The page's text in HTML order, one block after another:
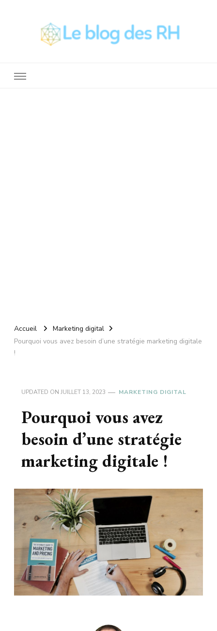
Accueil
Marketing digital
Pourquoi vous avez besoin d’une stratégie marketing digitale
!
UPDATED ON JUILLET 13, 2023 MARKETING DIGITAL
Pourquoi vous avez
besoin d’une stratégie
marketing digitale !